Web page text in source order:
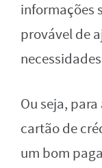
informações
provável de
Ou seja,
cartão de
um bom